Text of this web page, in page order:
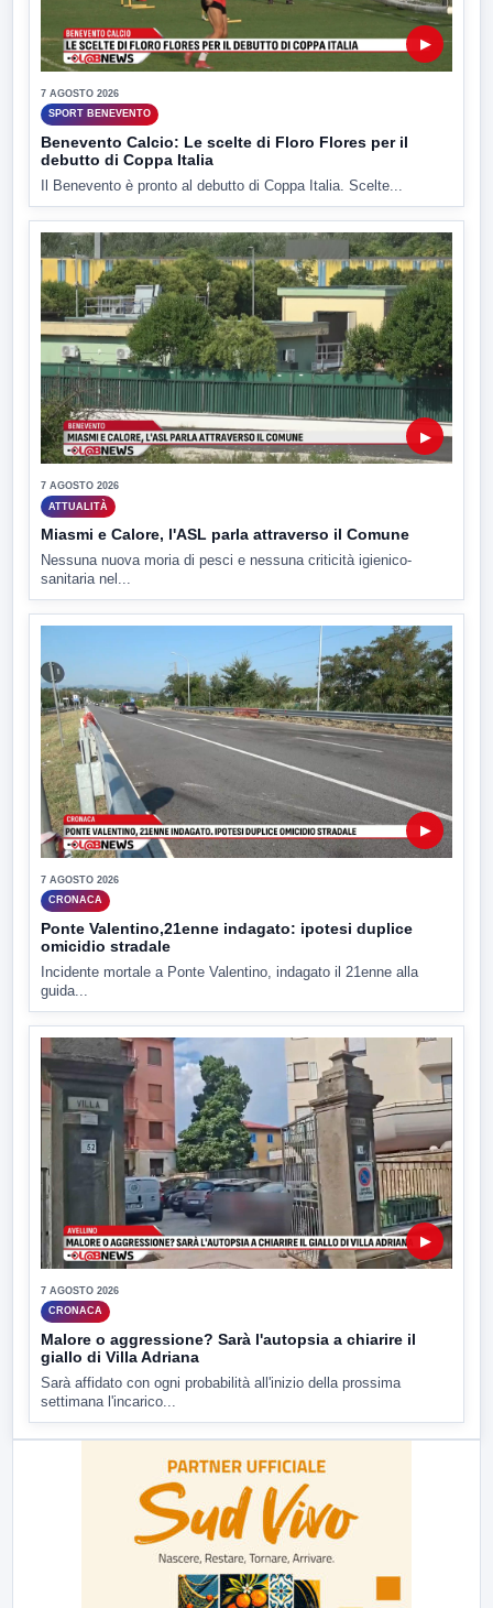
▶
7 AGOSTO 2026
SPORT BENEVENTO
Benevento Calcio: Le scelte di Floro Flores per il
debutto di Coppa Italia
Il Benevento è pronto al debutto di Coppa Italia. Scelte...
▶
7 AGOSTO 2026
ATTUALITÀ
Miasmi e Calore, l'ASL parla attraverso il Comune
Nessuna nuova moria di pesci e nessuna criticità igienico-
sanitaria nel...
▶
7 AGOSTO 2026
CRONACA
Ponte Valentino,21enne indagato: ipotesi duplice
omicidio stradale
Incidente mortale a Ponte Valentino, indagato il 21enne alla
guida...
▶
7 AGOSTO 2026
CRONACA
Malore o aggressione? Sarà l'autopsia a chiarire il
giallo di Villa Adriana
Sarà affidato con ogni probabilità all'inizio della prossima
settimana l'incarico...